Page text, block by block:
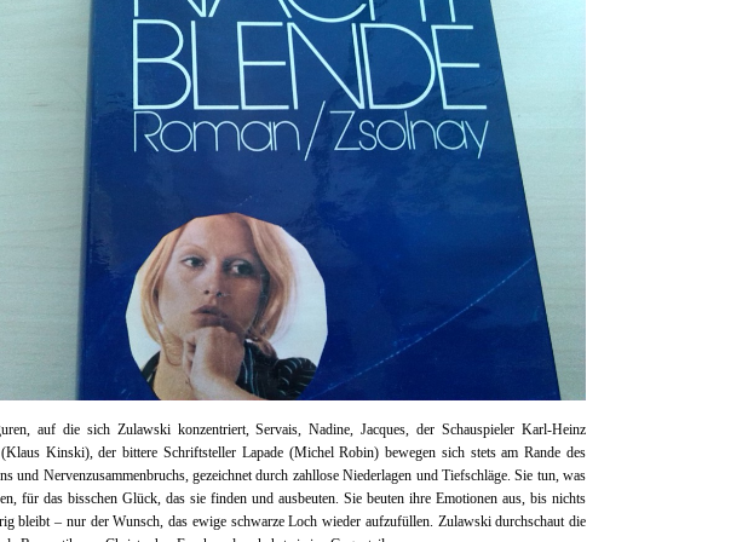
auf die sich Zulawski konzentriert, Servais, Nadine, Jacques, der Schauspieler Karl-Heinz
Kinski), der bittere Schriftsteller Lapade (Michel Robin) bewegen sich stets am Rande des
und Nervenzusammenbruchs, gezeichnet durch zahllose Niederlagen und Tiefschläge. Sie tun, was
für das bisschen Glück, das sie finden und ausbeuten. Sie beuten ihre Emotionen aus, bis nichts
bleibt – nur der Wunsch, das ewige schwarze Loch wieder aufzufüllen. Zulawski durchschaut die